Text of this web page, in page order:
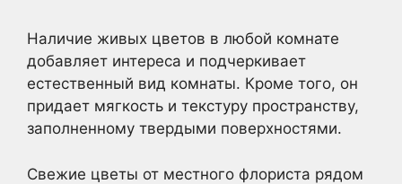
Наличие живых цветов в любой комнате
добавляет интереса и подчеркивает
естественный вид комнаты. Кроме того, он
придает мягкость и текстуру пространству,
заполненному твердыми поверхностями.
Свежие цветы от местного флориста рядом